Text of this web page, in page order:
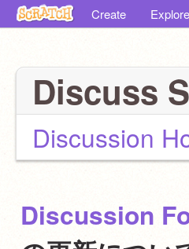
Create Explore
Discuss
Discussion
Discussion